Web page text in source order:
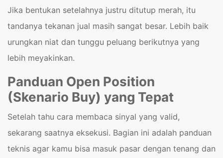
Jika bentukan setelahnya justru ditutup merah, itu
tandanya tekanan jual masih sangat besar. Lebih baik
urungkan niat dan tunggu peluang berikutnya yang
lebih meyakinkan.
Panduan Open Position
(Skenario Buy) yang Tepat
Setelah tahu cara membaca sinyal yang valid,
sekarang saatnya eksekusi. Bagian ini adalah panduan
teknis agar kamu bisa masuk pasar dengan tenang dan